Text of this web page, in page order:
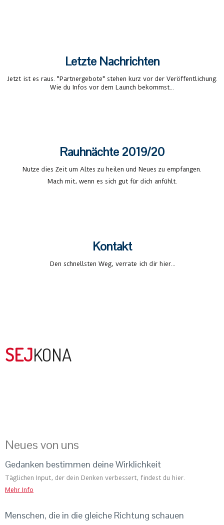
Letzte Nachrichten
Jetzt ist es raus. "Partnergebote" stehen kurz vor der Veröffentlichung.
Wie du Infos vor dem Launch bekommst...
Rauhnächte 2019/20
Nutze dies Zeit um Altes zu heilen und Neues zu empfangen.
Mach mit, wenn es sich gut für dich anfühlt.
Kontakt
Den schnellsten Weg, verrate ich dir hier...
SEJKONA
Neues von uns
Gedanken bestimmen deine Wirklichkeit
Täglichen Input, der dein Denken verbessert, findest du hier.
Mehr Info
Menschen, die in die gleiche Richtung schauen